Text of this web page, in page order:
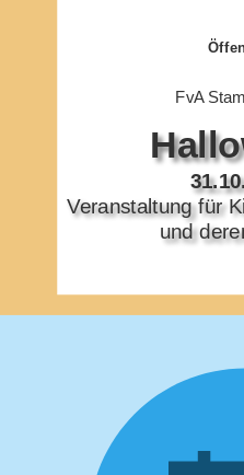
FvA
Veranstaltung für
und